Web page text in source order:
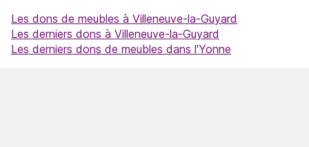
Les dons de meubles à Villeneuve-la-Guyard
Les derniers dons à Villeneuve-la-Guyard
Les derniers dons de meubles dans l'Yonne